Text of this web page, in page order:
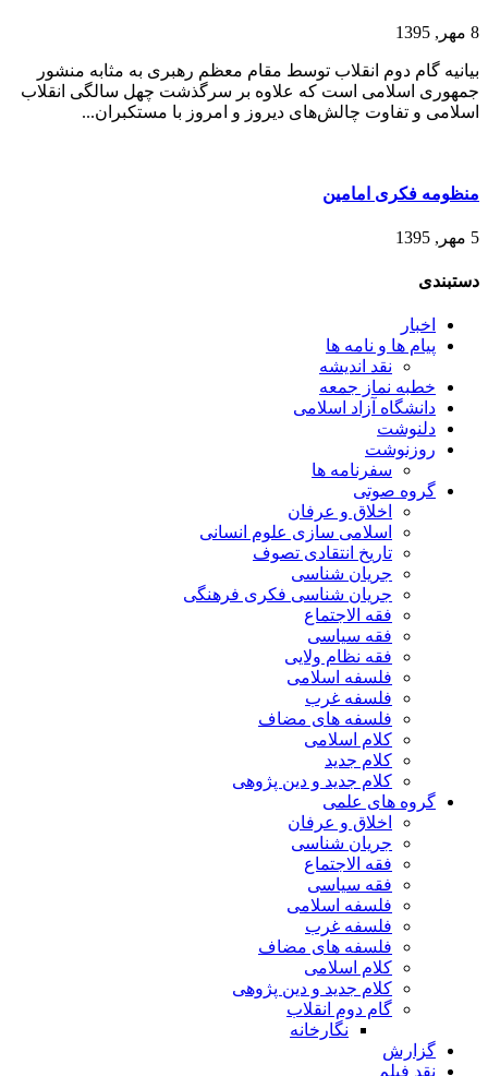
8 مهر, 1395
بیانیه گام دوم انقلاب توسط مقام معظم رهبری به مثابه منشور
جمهوری اسلامی است که علاوه بر سرگذشت چهل سالگی انقلاب
اسلامی و تفاوت چالش‌های دیروز و امروز با مستکبران...
منظومه فکری امامین
5 مهر, 1395
دستبندی
اخبار
پیام ها و نامه ها
نقد اندیشه
خطبه نماز جمعه
دانشگاه آزاد اسلامی
دلنوشت
روزنوشت
سفرنامه ها
گروه صوتی
اخلاق و عرفان
اسلامی سازی علوم انسانی
تاریخ انتقادی تصوف
جریان شناسی
جریان شناسی فکری فرهنگی
فقه الاجتماع
فقه سیاسی
فقه نظام ولایی
فلسفه اسلامی
فلسفه غرب
فلسفه های مضاف
کلام اسلامی
کلام جدید
کلام جدید و دین پژوهی
گروه های علمی
اخلاق و عرفان
جریان شناسی
فقه الاجتماع
فقه سیاسی
فلسفه اسلامی
فلسفه غرب
فلسفه های مضاف
کلام اسلامی
کلام جدید و دین پژوهی
گام دوم انقلاب
نگارخانه
گزارش
نقد فیلم